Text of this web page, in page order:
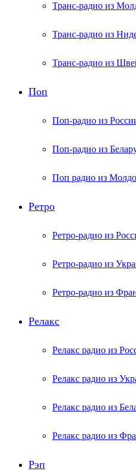
Транс-радио из
Транс-радио из
Транс-радио из
Поп
Поп-радио из
Поп-радио из
Поп радио из
Ретро
Ретро-радио из
Ретро-радио из
Ретро-радио из
Релакс
Релакс радио из
Релакс радио из
Релакс радио из
Релакс радио из
Рэп